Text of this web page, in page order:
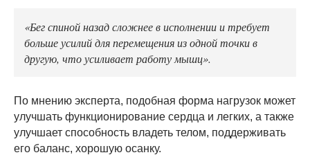
«Бег спиной назад сложнее в исполнении и требует
больше усилий для перемещения из одной точки в
другую, что усиливает работу мышц».
По мнению эксперта, подобная форма нагрузок может
улучшать функционирование сердца и легких, а также
улучшает способность владеть телом, поддерживать
его баланс, хорошую осанку.